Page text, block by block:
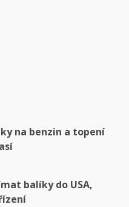
na benzin a topení
balíky do USA,